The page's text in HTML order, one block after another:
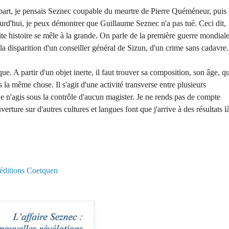
je pensais Seznec coupable du meurtre de Pierre Quéméneur, puis
je peux démontrer que Guillaume Seznec n'a pas tué. Ceci dit,
histoire se mêle à la grande. On parle de la première guerre
disparition d'un conseiller général de Sizun, d'un crime sans
A partir d'un objet inerte, il faut trouver sa composition, son âge,
même chose. Il s'agit d'une activité transverse entre plusieurs
n'agis sous la contrôle d'aucun magister. Je ne rends pas de compte
sur d'autres cultures et langues font que j'arrive à des résultats là
Coetquen